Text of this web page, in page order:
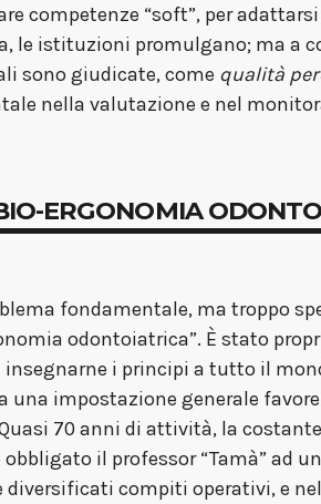
competenze “soft”, per
le istituzioni promulgano; ma a
sono giudicate, come qualità
nella valutazione e nel
ERGONOMIA
fondamentale, ma troppo
odontoiatrica”. È stato
i principi a tutto il
impostazione generale
70 anni di attività, la
il professor “Tamà” ad
diversificati compiti operativi, e